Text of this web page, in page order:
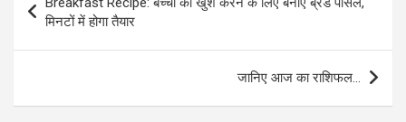
navigation
मिनटों में होगा तैयार
जानिए आज का राशिफल…